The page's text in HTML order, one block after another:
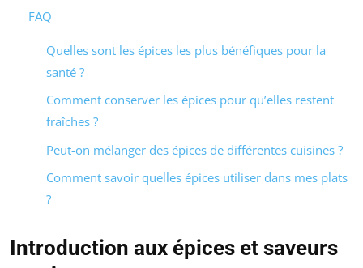
FAQ
Quelles sont les épices les plus bénéfiques pour la
santé ?
Comment conserver les épices pour qu’elles restent
fraîches ?
Peut-on mélanger des épices de différentes cuisines ?
Comment savoir quelles épices utiliser dans mes plats
?
Introduction aux épices et saveurs